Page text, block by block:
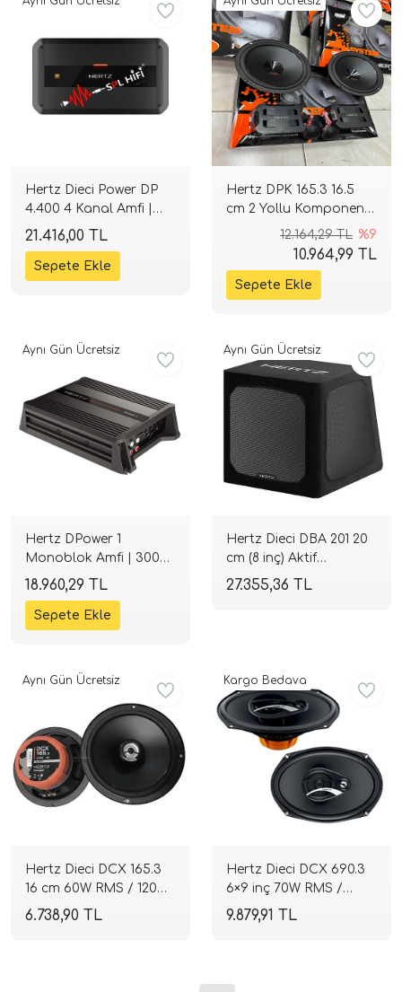
Hertz Dieci Power DP
4.400 4 Kanal Amfi |
4x90W RMS Class-AB |
SPLHIFI
21.416,00 TL
Hertz DPK 165.3 16.5
cm 2 Yollu Komponent
Seti | 80 W RMS / 160 W
Peak | 93 dB | 4 Ohm |
12.164,29 TL %9
10.964,99 TL
Hertz DPower 1
Monoblok Amfi | 300W
RMS @ 2 Ohm |
Kompakt Tasarım |
SPLHIFI
18.960,29 TL
Aynı Gün Ücretsiz
Hertz Dieci DBA 201 20
cm (8 inç) Aktif
Subwoofer | 440W
Maksimum - 220W RMS
27.355,36 TL
Aynı Gün Ücretsiz
Hertz Dieci DCX 165.3
16 cm 60W RMS / 120W
Max Koaksiyel
Hoparlör | SPLHIFI
6.738,90 TL
Aynı Gün Ücretsiz
Hertz Dieci DCX 690.3
6×9 inç 70W RMS /
140W Max Koaksiyel
Hoparlör | SPLHIFI
9.879,91 TL
Kargo Bedava